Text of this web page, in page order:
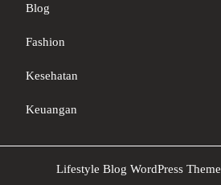
Blog
Fashion
Kesehatan
Keuangan
Lifestyle Blog WordPress Theme